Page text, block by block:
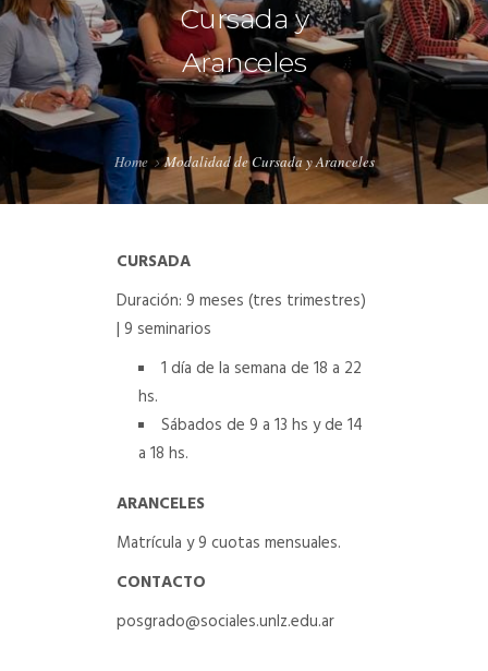
CALENDARIO ACADÉMICO
CÁTEDRAS
ESTUDIANTES
SIU-GUARANÍ
RADIO CONURBANA
Cursada y
Aranceles
Home Modalidad de Cursada y Aranceles
CURSADA
Duración: 9 meses (tres trimestres)
| 9 seminarios
1 día de la semana de 18 a 22
hs.
Sábados de 9 a 13 hs y de 14
a 18 hs.
ARANCELES
Matrícula y 9 cuotas mensuales.
CONTACTO
posgrado@sociales.unlz.edu.ar